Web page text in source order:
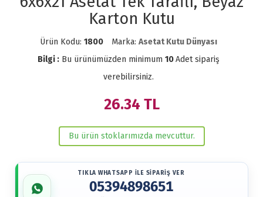
Karton Kutu
Ürün Kodu: 1800 Marka: Asetat Kutu Dünyası
Bilgi : Bu ürünümüzden minimum 10Adet sipariş
verebilirsiniz.
26.34 TL
Bu ürün stoklarımızda mevcuttur.
TIKLA WHATSAPP İLE SİPARİŞ VER
05394898651